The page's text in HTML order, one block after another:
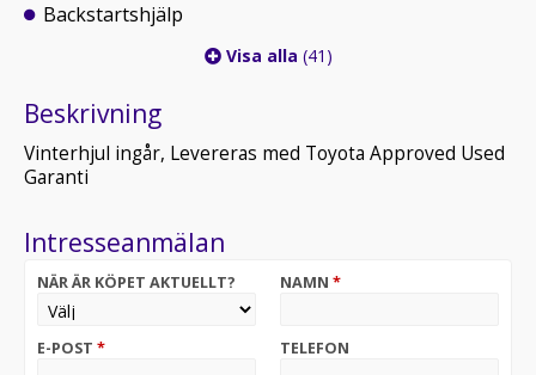
Backstartshjälp
Visa alla (41)
Beskrivning
Vinterhjul ingår, Levereras med Toyota Approved Used
Garanti
Intresseanmälan
NÄR ÄR KÖPET AKTUELLT? NAMN *
E-POST * TELEFON